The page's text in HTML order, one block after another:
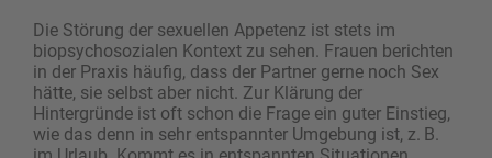
Die Störung der sexuellen Appetenz ist stets im
biopsychosozialen Kontext zu sehen. Frauen berichten
in der Praxis häufig, dass der Partner gerne noch Sex
hätte, sie selbst aber nicht. Zur Klärung der
Hintergründe ist oft schon die Frage ein guter Einstieg,
wie das denn in sehr entspannter Umgebung ist, z. B.